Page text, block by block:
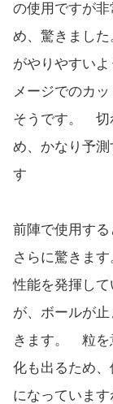
の使用ですが
め、驚きまし
がやりやすい
メージでのカ
そうです。 切
め、かなり予
す
前陣で使用す
さらに驚きま
性能を発揮し
が、ボールが
きます。 粒を
化も出るため
になっています